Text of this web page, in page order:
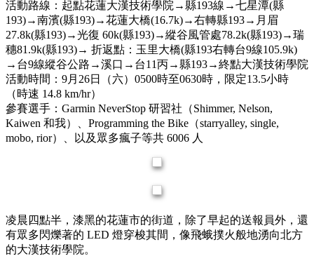
活動路線：起點花蓮大漢技術學院→縣193線→七星潭(縣
193)→南濱(縣193)→花蓮大橋(16.7k)→右轉縣193→月眉
27.8k(縣193)→光復 60k(縣193)→縱谷風管處78.2k(縣193)→瑞
穗81.9k(縣193)→ 折返點：玉里大橋(縣193右轉台9線105.9k)
→台9線縱谷公路→溪口→台11丙→縣193→終點大漢技術學院
活動時間：9月26日（六）0500時至0630時，限定13.5小時
（時速 14.8 km/hr）
參賽選手：Garmin NeverStop 研習社（Shimmer, Nelson,
Kaiwen 和我）、Programming the Bike（starryalley, single,
mobo, rior）、以及眾多瘋子等共 6006 人
凌晨四點半，漆黑的花蓮市的街道，除了早起的送報員外，還
有眾多閃爍著的 LED 燈穿梭其間，像飛蛾撲火般地湧向北方
的大漢技術學院。